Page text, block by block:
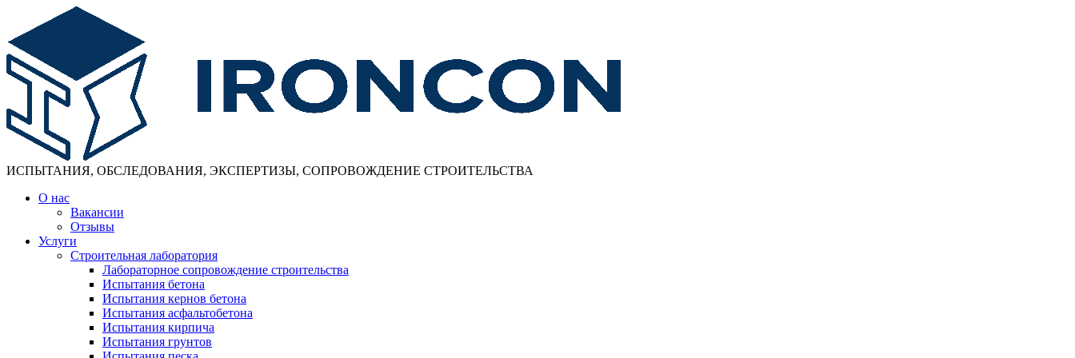
ИСПЫТАНИЯ, ОБСЛЕДОВАНИЯ, ЭКСПЕРТИЗЫ, СОПРОВОЖДЕНИЕ СТРОИТЕЛЬСТВА
О нас
Вакансии
Отзывы
Услуги
Строительная лаборатория
Лабораторное сопровождение строительства
Испытания бетона
Испытания кернов бетона
Испытания асфальтобетона
Испытания кирпича
Испытания грунтов